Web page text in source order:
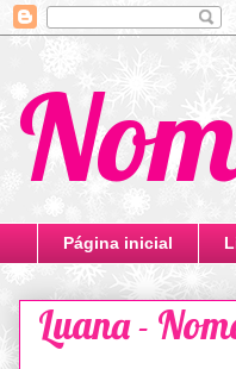
Página inicial
Luana -